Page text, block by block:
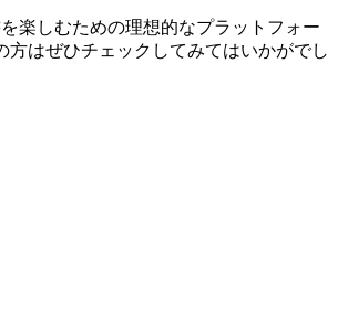
楽しむための理想的なプラットフォー
方はぜひチェックしてみてはいかがでし